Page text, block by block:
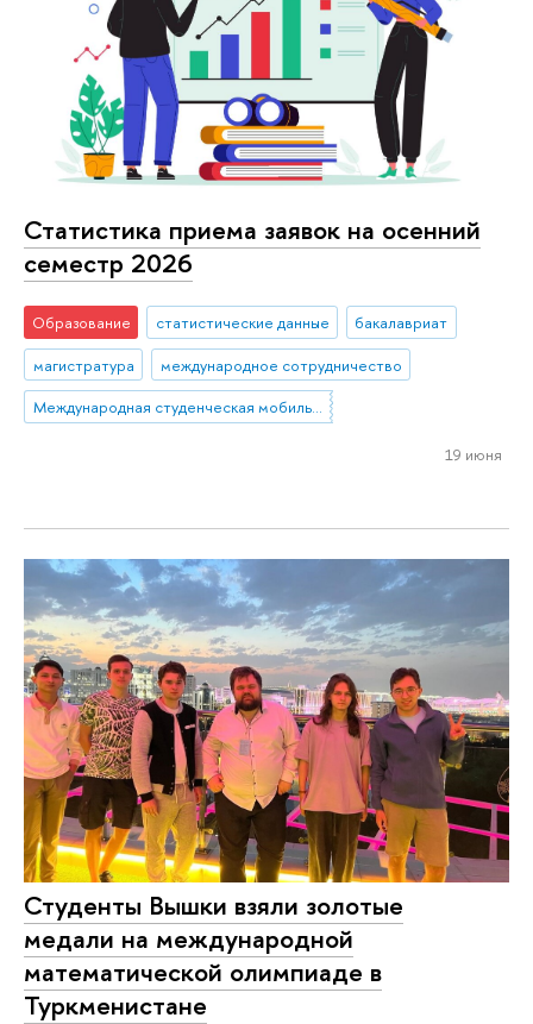
Статистика приема заявок на осенний
семестр 2026
Образование статистические данные
бакалавриат
магистратура
международное сотрудничество
Международная студенческая мобильность: исходящая мобильность
19 июня
Студенты Вышки взяли золотые
медали на международной
математической олимпиаде в
Туркменистане